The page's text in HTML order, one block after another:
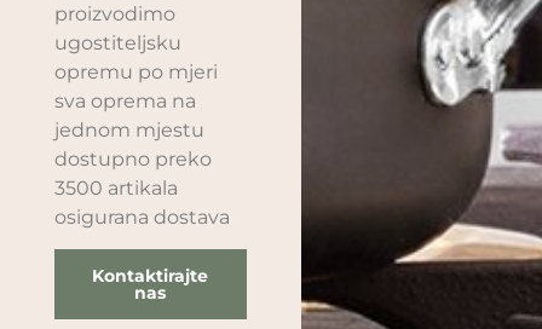
proizvodimo
ugostiteljsku
opremu po mjeri
sva oprema na
jednom mjestu
dostupno preko
3500 artikala
osigurana dostava
Kontaktirajte
nas